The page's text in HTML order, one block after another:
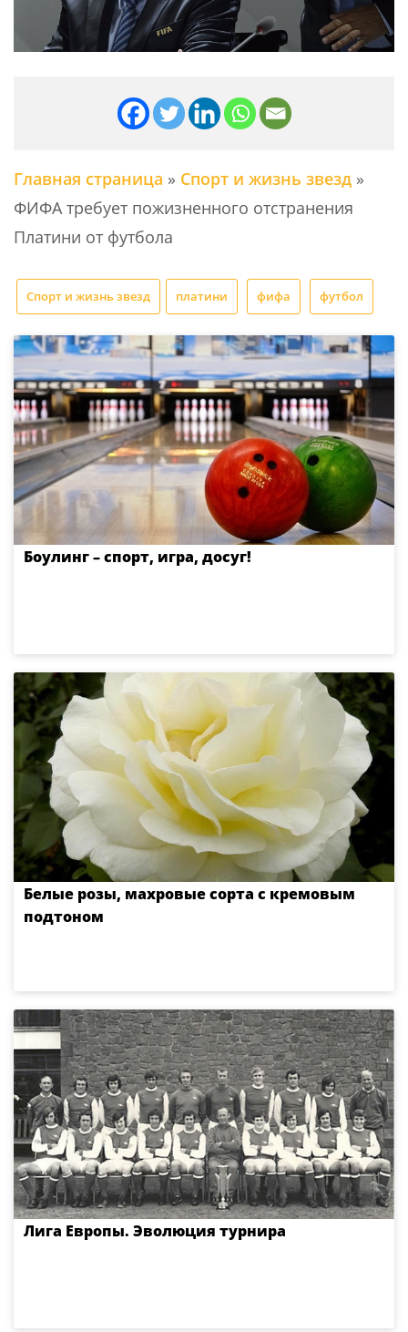
Главная страница » Спорт и жизнь звезд »
ФИФА требует пожизненного отстранения
Платини от футбола
Спорт и жизнь звезд платини фифа футбол
Боулинг – спорт, игра, досуг!
Белые розы, махровые сорта с кремовым
подтоном
Лига Европы. Эволюция турнира